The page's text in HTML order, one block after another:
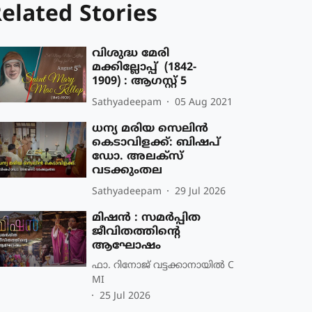
Stories
വിശുദ്ധ മേരി
മക്കില്ലോപ്പ് (1842-
1909) : ആഗസ്റ്റ് 5
Sathyadeepam 05 Aug 2021
ധന്യ മരിയ സെലിൻ
കെടാവിളക്ക്: ബിഷപ്
ഡോ. അലക്സ്‌
വടക്കുംതല
Sathyadeepam 29 Jul 2026
മിഷൻ : സമർപ്പിത
ജീവിതത്തിന്റെ
ആഘോഷം
ഫാ. റിനോജ് വട്ടക്കാനായിൽ C
MI
25 Jul 2026